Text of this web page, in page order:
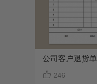
公司客户退货单
 246